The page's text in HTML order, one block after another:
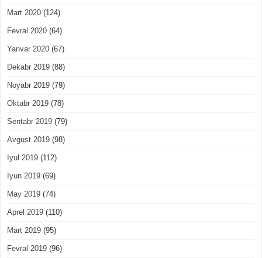
Mart 2020 (124)
Fevral 2020 (64)
Yanvar 2020 (67)
Dekabr 2019 (88)
Noyabr 2019 (79)
Oktabr 2019 (78)
Sentabr 2019 (79)
Avgust 2019 (98)
Iyul 2019 (112)
Iyun 2019 (69)
May 2019 (74)
Aprel 2019 (110)
Mart 2019 (95)
Fevral 2019 (96)